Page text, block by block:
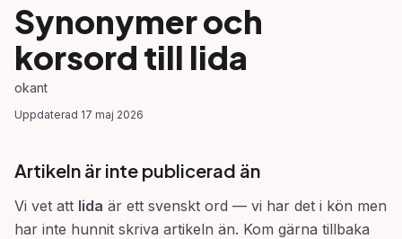
Synonymer och
korsord till lida
okant
Uppdaterad 17 maj 2026
Artikeln är inte publicerad än
Vi vet att lida är ett svenskt ord — vi har det i kön men
har inte hunnit skriva artikeln än. Kom gärna tillbaka